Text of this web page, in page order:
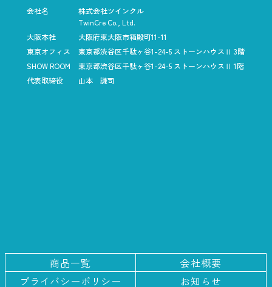
会社名
株式会社ツインクル
TwinCre Co., Ltd.
大阪本社
大阪府東大阪市箱殿町11-11
東京オフィス
東京都渋谷区千駄ヶ谷1-24-5 ストーンハウスⅡ 3階
SHOW ROOM
東京都渋谷区千駄ヶ谷1-24-5 ストーンハウスⅡ 1階
代表取締役
山本 謙司
商品一覧
会社概要
プライバシーポリシー お知らせ